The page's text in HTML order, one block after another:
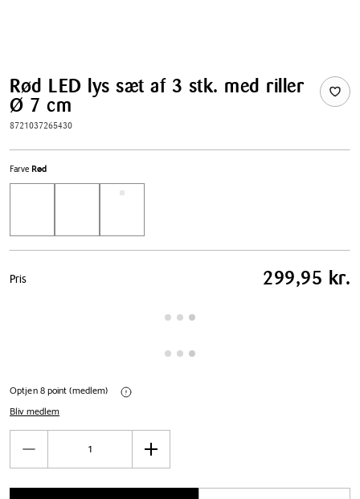
Rød LED lys sæt af 3 stk. med riller
Ø 7 cm
8721037265430
Farve Rød
Pris
tabel
Pris 299,95 kr.
Optjen 8 point (medlem)
Bliv medlem
Antal
Øg